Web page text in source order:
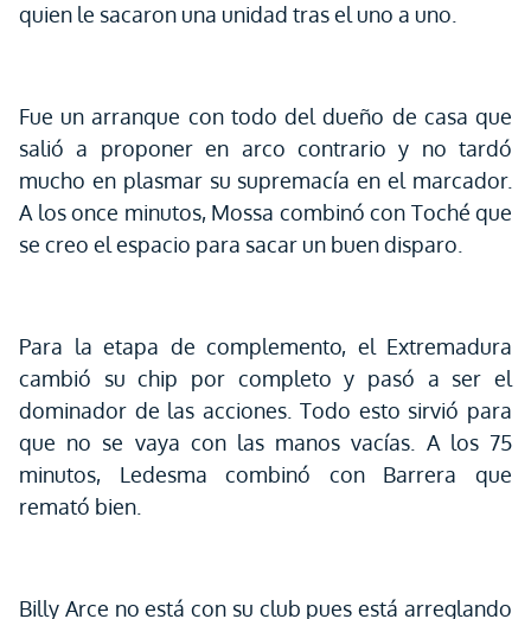
quien le sacaron una unidad tras el uno a uno.
Fue un arranque con todo del dueño de casa que
salió a proponer en arco contrario y no tardó
mucho en plasmar su supremacía en el marcador.
A los once minutos, Mossa combinó con Toché que
se creo el espacio para sacar un buen disparo.
Para la etapa de complemento, el Extremadura
cambió su chip por completo y pasó a ser el
dominador de las acciones. Todo esto sirvió para
que no se vaya con las manos vacías. A los 75
minutos, Ledesma combinó con Barrera que
remató bien.
Billy Arce no está con su club pues está arreglando